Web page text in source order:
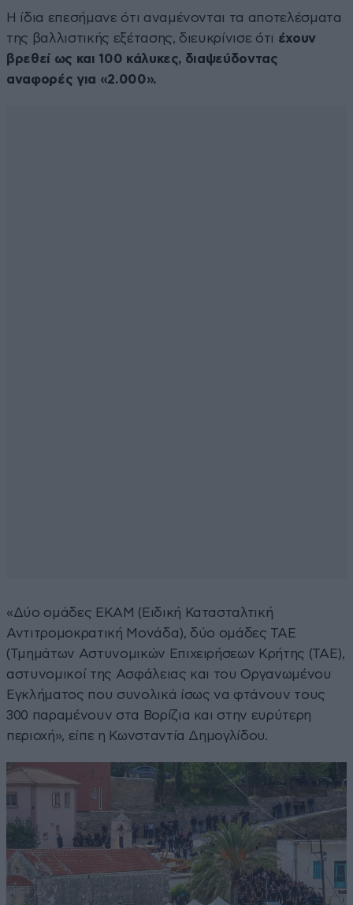
Η ίδια επεσήμανε ότι αναμένονται τα αποτελέσματα
της βαλλιστικής εξέτασης, διευκρίνισε ότι έχουν
βρεθεί ως και 100 κάλυκες, διαψεύδοντας
αναφορές για «2.000».
«Δύο ομάδες ΕΚΑΜ (Ειδική Κατασταλτική
Αντιτρομοκρατική Μονάδα), δύο ομάδες ΤΑΕ
(Τμημάτων Αστυνομικών Επιχειρήσεων Κρήτης (ΤΑΕ),
αστυνομικοί της Ασφάλειας και του Οργανωμένου
Εγκλήματος που συνολικά ίσως να φτάνουν τους
300 παραμένουν στα Βορίζια και στην ευρύτερη
περιοχή», είπε η Κωνσταντία Δημογλίδου.